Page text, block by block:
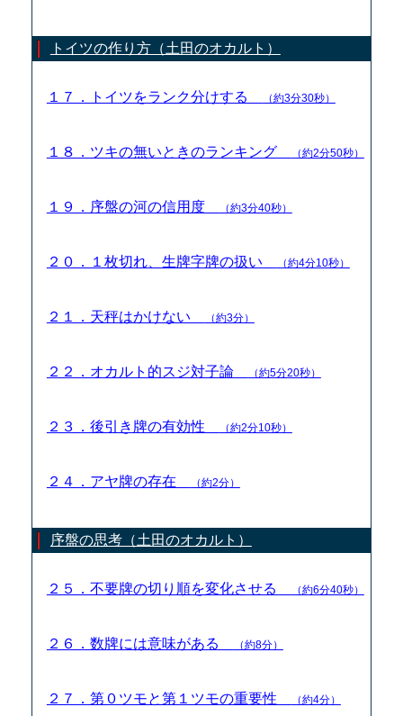
トイツの作り方（土田のオカルト）
１７．トイツをランク分けする （約3分30秒）
１８．ツキの無いときのランキング （約2分50秒）
１９．序盤の河の信用度 （約3分40秒）
２０．１枚切れ、生牌字牌の扱い （約4分10秒）
２１．天秤はかけない （約3分）
２２．オカルト的スジ対子論 （約5分20秒）
２３．後引き牌の有効性 （約2分10秒）
２４．アヤ牌の存在 （約2分）
序盤の思考（土田のオカルト）
２５．不要牌の切り順を変化させる （約6分40秒）
２６．数牌には意味がある （約8分）
２７．第０ツモと第１ツモの重要性 （約4分）